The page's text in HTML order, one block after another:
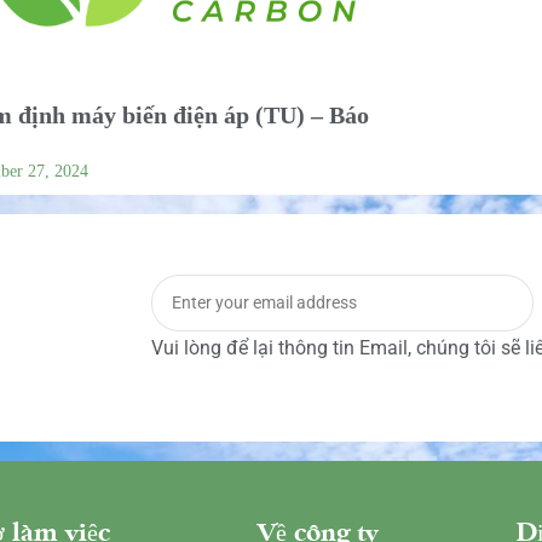
định máy biến điện áp (TU) – Báo
27, 2024
Vui lòng để lại thông tin Email, chúng tôi sẽ
làm việc Về công ty